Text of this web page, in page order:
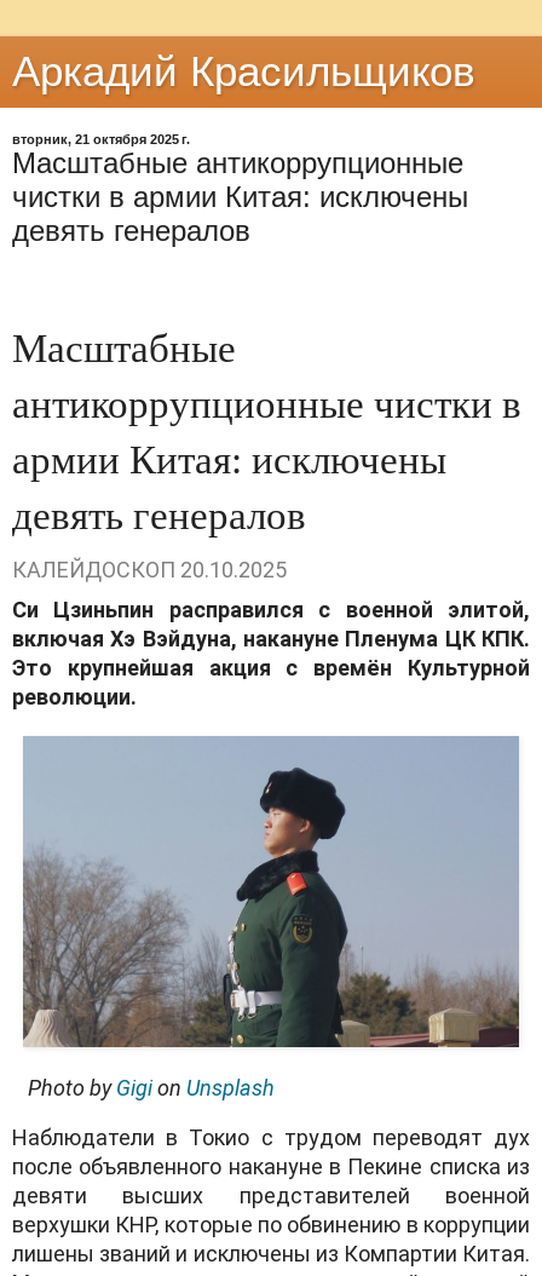
Аркадий Красильщиков
вторник, 21 октября 2025 г.
Масштабные антикоррупционные
чистки в армии Китая: исключены
девять генералов
Масштабные
антикоррупционные чистки в
армии Китая: исключены
девять генералов
КАЛЕЙДОСКОП 20.10.2025
Си Цзиньпин расправился с военной элитой,
включая Хэ Вэйдуна, накануне Пленума ЦК КПК.
Это крупнейшая акция с времён Культурной
революции.
Photo byGigion Unsplash
Наблюдатели в Токио с трудом переводят дух
после объявленного накануне в Пекине списка из
девяти высших представителей военной
верхушки КНР, которые по обвинению в коррупции
лишены званий и исключены из Компартии Китая.